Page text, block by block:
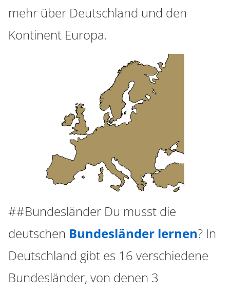
mehr über Deutschland und den
Kontinent Europa.
##Bundesländer Du musst die
deutschen Bundesländer lernen? In
Deutschland gibt es 16 verschiedene
Bundesländer, von denen 3